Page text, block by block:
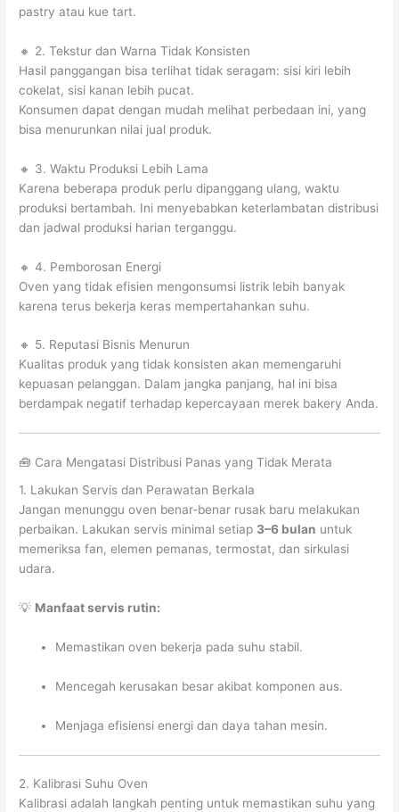
pastry atau kue tart.
🔸 2. Tekstur dan Warna Tidak Konsisten
Hasil panggangan bisa terlihat tidak seragam: sisi kiri lebih
cokelat, sisi kanan lebih pucat.
Konsumen dapat dengan mudah melihat perbedaan ini, yang
bisa menurunkan nilai jual produk.
🔸 3. Waktu Produksi Lebih Lama
Karena beberapa produk perlu dipanggang ulang, waktu
produksi bertambah. Ini menyebabkan keterlambatan distribusi
dan jadwal produksi harian terganggu.
🔸 4. Pemborosan Energi
Oven yang tidak efisien mengonsumsi listrik lebih banyak
karena terus bekerja keras mempertahankan suhu.
🔸 5. Reputasi Bisnis Menurun
Kualitas produk yang tidak konsisten akan memengaruhi
kepuasan pelanggan. Dalam jangka panjang, hal ini bisa
berdampak negatif terhadap kepercayaan merek bakery Anda.
🧰 Cara Mengatasi Distribusi Panas yang Tidak Merata
1. Lakukan Servis dan Perawatan Berkala
Jangan menunggu oven benar-benar rusak baru melakukan
perbaikan. Lakukan servis minimal setiap 3–6 bulan untuk
memeriksa fan, elemen pemanas, termostat, dan sirkulasi
udara.
💡 Manfaat servis rutin:
Memastikan oven bekerja pada suhu stabil.
Mencegah kerusakan besar akibat komponen aus.
Menjaga efisiensi energi dan daya tahan mesin.
2. Kalibrasi Suhu Oven
Kalibrasi adalah langkah penting untuk memastikan suhu yang